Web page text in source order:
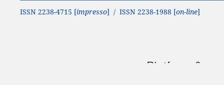
ISSN 2238-4715 [impresso] / ISSN 2238-1988 [on-line]